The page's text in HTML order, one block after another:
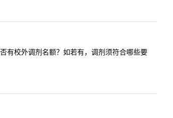
校外调剂名额？如若有，调剂须符合哪些要